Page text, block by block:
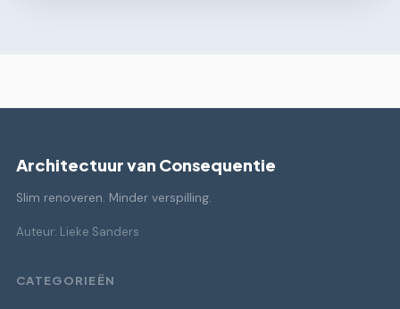
Architectuur van Consequentie
Slim renoveren. Minder verspilling.
Auteur: Lieke Sanders
CATEGORIEËN